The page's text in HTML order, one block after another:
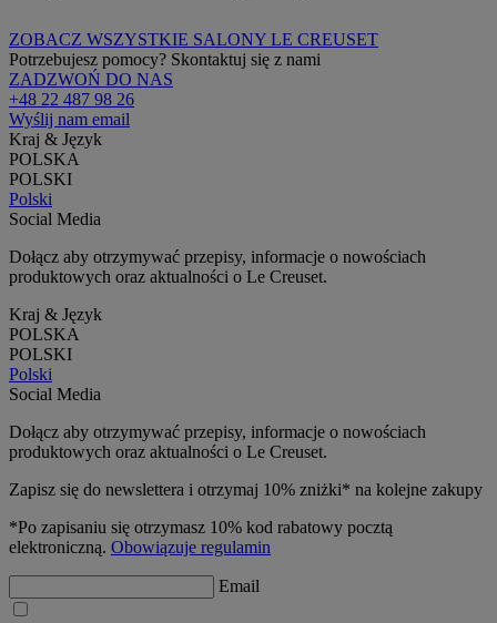
ZOBACZ WSZYSTKIE SALONY LE CREUSET
Potrzebujesz pomocy? Skontaktuj się z nami
ZADZWOŃ DO NAS
+48 22 487 98 26
Wyślij nam email
Kraj & Język
POLSKA
POLSKI
Polski
Social Media
Dołącz aby otrzymywać przepisy, informacje o nowościach
produktowych oraz aktualności o Le Creuset.
Kraj & Język
POLSKA
POLSKI
Polski
Social Media
Dołącz aby otrzymywać przepisy, informacje o nowościach
produktowych oraz aktualności o Le Creuset.
Zapisz się do newslettera i otrzymaj 10% zniżki* na kolejne zakupy
*Po zapisaniu się otrzymasz 10% kod rabatowy pocztą
elektroniczną. Obowiązuje regulamin
Email